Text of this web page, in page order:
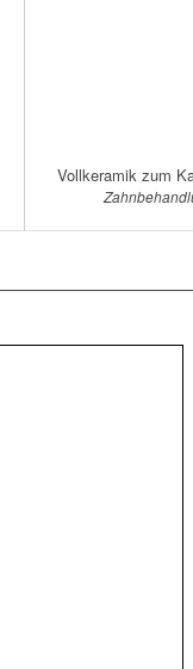
Vollkeramik zum